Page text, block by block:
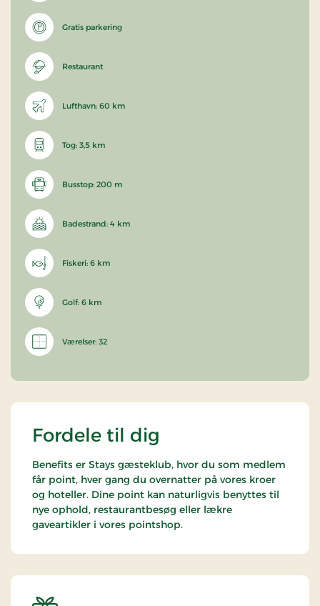
Gratis parkering
Restaurant
Lufthavn: 60 km
Tog: 3,5 km
Busstop: 200 m
Badestrand: 4 km
Fiskeri: 6 km
Golf: 6 km
Værelser: 32
Fordele til dig
Benefits er Stays gæsteklub, hvor du som medlem
får point, hver gang du overnatter på vores kroer
og hoteller. Dine point kan naturligvis benyttes til
nye ophold, restaurantbesøg eller lækre
gaveartikler i vores pointshop.